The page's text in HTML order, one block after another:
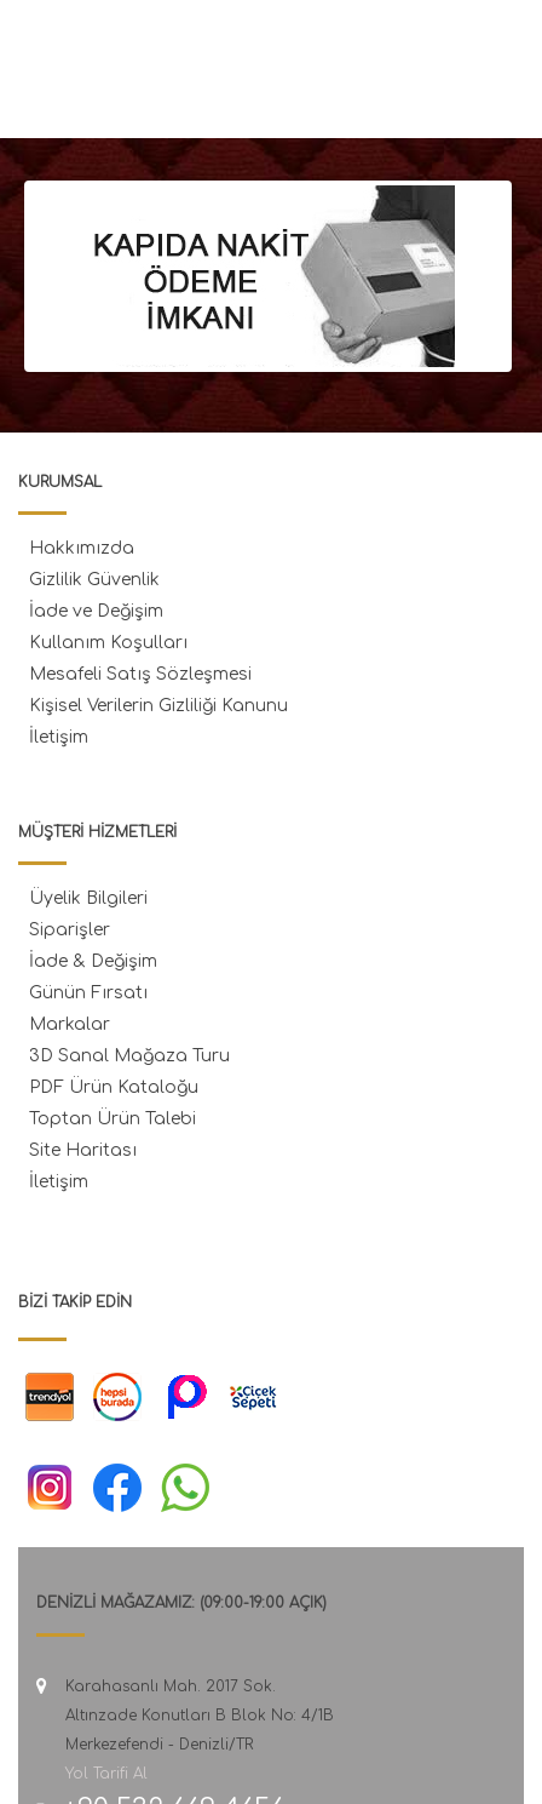
KURUMSAL
Hakkımızda
Gizlilik Güvenlik
İade ve Değişim
Kullanım Koşulları
Mesafeli Satış Sözleşmesi
Kişisel Verilerin Gizliliği Kanunu
İletişim
MÜŞTERI HIZMETLERI
Üyelik Bilgileri
Siparişler
İade & Değişim
Günün Fırsatı
Markalar
3D Sanal Mağaza Turu
PDF Ürün Kataloğu
Toptan Ürün Talebi
Site Haritası
İletişim
BIZI TAKIP EDIN
DENİZLİ MAĞAZAMIZ: (09:00-19:00 AÇIK)
Karahasanlı Mah. 2017 Sok.
Altınzade Konutları B Blok No: 4/1B
Merkezefendi - Denizli/TR
Yol Tarifi Al